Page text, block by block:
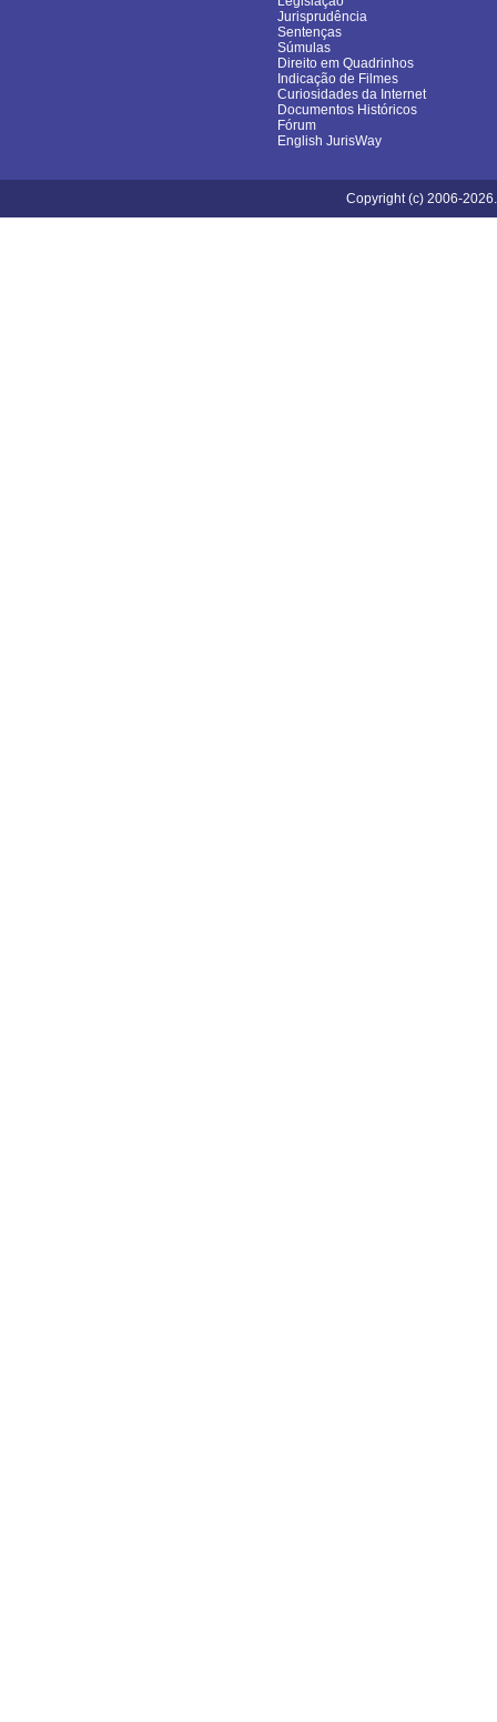
Jurisprudência
Sentenças
Súmulas
Direito em Quadrinhos
Indicação de Filmes
Curiosidades da Internet
Documentos Históricos
Fórum
English JurisWay
Copyright (c) 2006-